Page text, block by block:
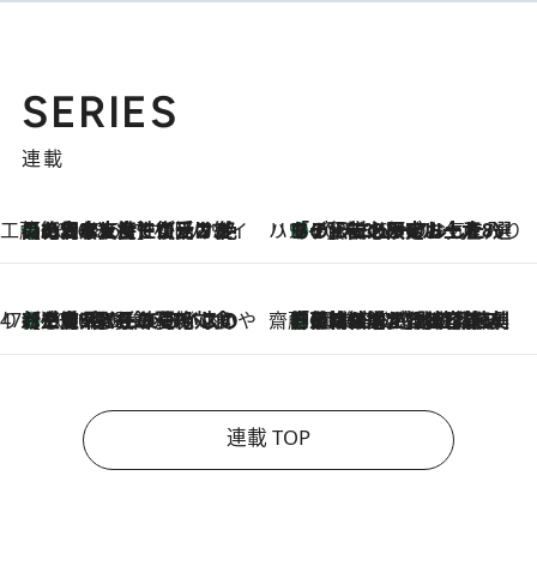
SERIES
連載
工藤まやのおもてなしハワイ
2026.8.6
【ハワイ土産】ローカルの絶大な支持で復活！ 絶品の幻クッキー《元ファンの日本人女性が受け継いだ名店》 ハワイ賢者 リサのお気に入りリスト2026.8.6
あの伝説の限定トートも！ リニューアルした「ディーン＆デルーカ ハワイ」で必須のお土産8選
47都道府県の手みやげ ひんやりスイーツで夏を満喫
2026.8.6
【三重県】この夏絶対食べたい 冷やしておいしいおやつ3選 お餅×アイスの新感覚スイーツ 齋藤 薫 美容脳ルネサンス
2026.8.6
「荷物が増えるほど旅ストレスは増す」美容ジャーナリストがたどり着いた最終結論。“化粧品を劇的に減らす”感動の凝縮美容とは
連載 TOP